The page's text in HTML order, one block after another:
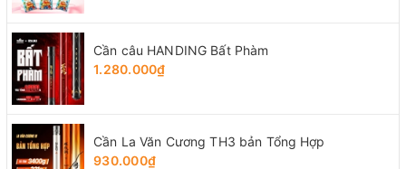
Cần câu HANDING Bất Phàm
1.280.000₫
Cần La Văn Cương TH3 bản Tổng Hợp
930.000₫